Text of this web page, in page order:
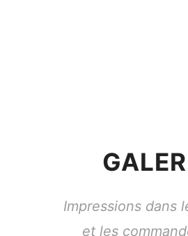
Impressions dans
et les